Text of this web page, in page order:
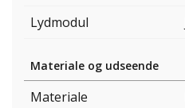
Lydmodul
Materiale og udseende
Materiale